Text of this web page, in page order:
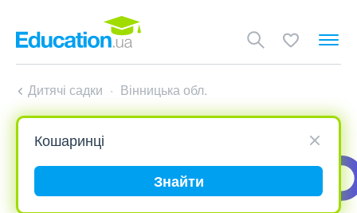
Дитячі садки Вінницька обл.
Знайти